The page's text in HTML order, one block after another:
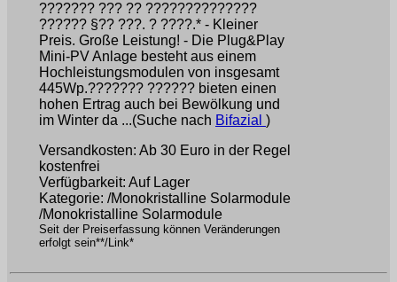
??????? ??? ?? ??????????????
????̈?? §?? ???. ? ????.* - Kleiner
Preis. Große Leistung! - Die Plug&Play
Mini-PV Anlage besteht aus einem
Hochleistungsmodulen von insgesamt
445Wp.??????? ?????? bieten einen
hohen Ertrag auch bei Bewölkung und
im Winter da ...(Suche nach Bifazial )
Versandkosten: Ab 30 Euro in der Regel
kostenfrei
Verfügbarkeit: Auf Lager
Kategorie: /Monokristalline Solarmodule
/Monokristalline Solarmodule
Seit der Preiserfassung können Veränderungen
erfolgt sein**/Link*